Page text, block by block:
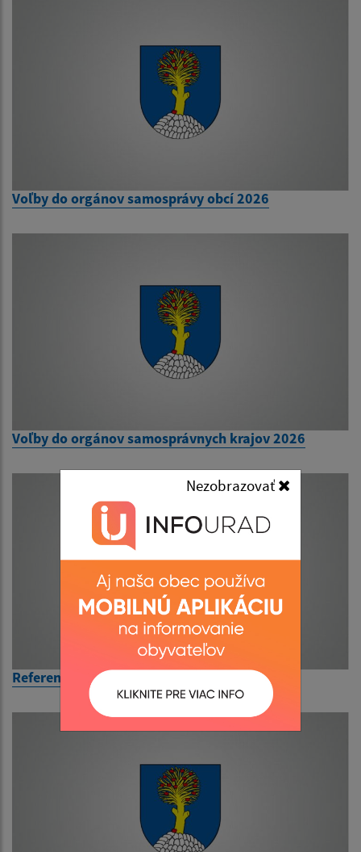
Nezobrazovať
Voľby do orgánov samosprávy obcí 2026
Voľby do orgánov samosprávnych krajov 2026
Referendum 2026